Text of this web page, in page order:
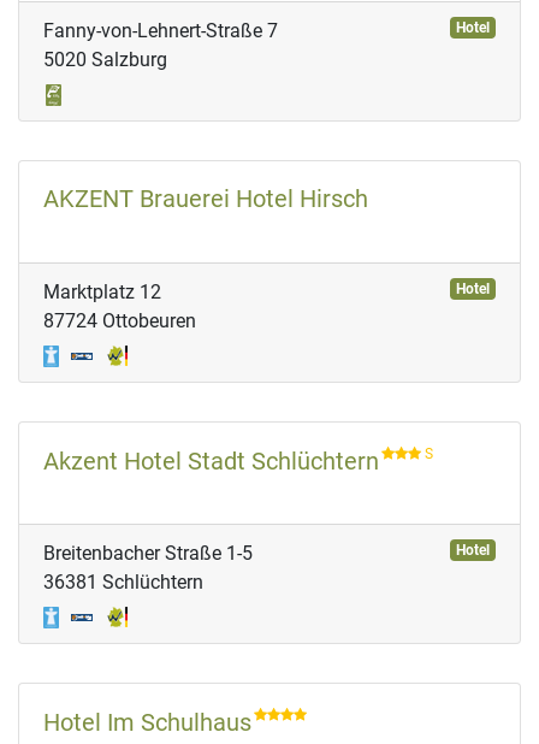
Hotel
Fanny-von-Lehnert-Straße 7
5020 Salzburg
AKZENT Brauerei Hotel Hirsch
Hotel
Marktplatz 12
87724 Ottobeuren
Akzent Hotel Stadt Schlüchtern S
Hotel
Breitenbacher Straße 1-5
36381 Schlüchtern
Hotel Im Schulhaus